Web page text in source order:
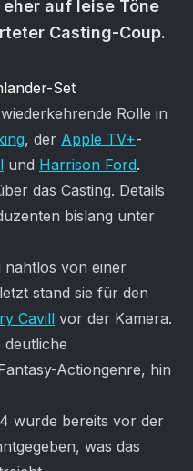
auf leise Töne
Casting-Coup.
Set
Rolle in
, der Apple TV+-
und Harrison Ford.
das Casting. Details
bislang unter
nahtlos von einer
stand sie für den
Cavill vor der Kamera.
deutliche
Actiongenre, hin
wurde bereits vor der
was das